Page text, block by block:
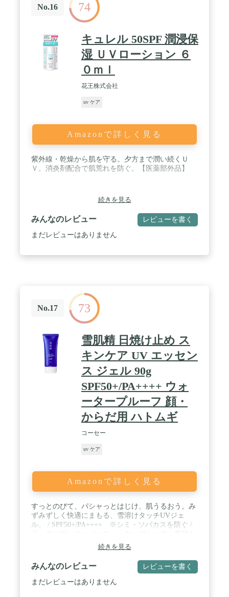
No.16 74
キュレル 50SPF 潤浸保
湿 ＵＶローション ６
０ｍｌ
花王株式会社
uv ケア
Amazonで詳しく見る
紫外線・乾燥から肌を守る。夕方まで潤い続くＵ
Ｖ。消炎剤配合で肌荒れを防ぐ。【医薬部外品】
続きを見る
みんなのレビュー レビューを書く
まだレビューはありません
No.17 73
雪肌精 日焼け止め ス
キンケア UV エッセン
ス ジェル 90g
SPF50+/PA++++ ウォ
ータープルーフ 顔・
からだ用 ハトムギ
コーセー
uv ケア
Amazonで詳しく見る
すっとのびて、パシャっとはじけ、肌うるおう。み
ずみずしく快適にまもる、雪溶けタッチUVジェ
ル。 / SPF50+/PA++++ ※シミ・ソバカスを防ぐ /
使いの洗顔料やボディソープで落とせます。 / 顔・
からだ用。化粧下地としてもお使いいただけます。
/ 【みずみずしさを極めた、ストレス感ゼロの使用
感】水分を抱えこむ柔軟なポリマーをコーセー初採
用。べたつきも負担感も感じさせない軽やかな薄膜
続きを見る
みんなのレビュー レビューを書く
まだレビューはありません